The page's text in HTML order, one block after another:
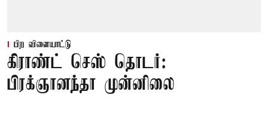
பிற விளையாட்டு
கிராண்ட் செஸ் தொடர்:
பிரக்ஞானந்தா முன்னிலை